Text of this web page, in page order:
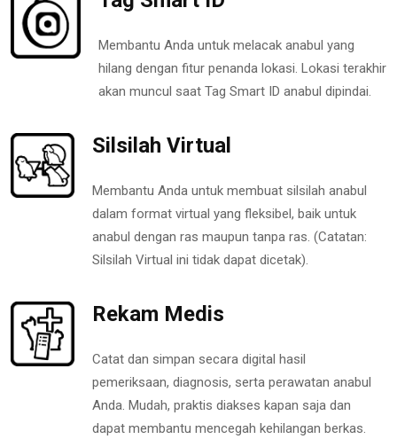
Membantu Anda untuk melacak anabul yang
hilang dengan fitur penanda lokasi. Lokasi terakhir
akan muncul saat Tag Smart ID anabul dipindai.
Silsilah Virtual
Membantu Anda untuk membuat silsilah anabul
dalam format virtual yang fleksibel, baik untuk
anabul dengan ras maupun tanpa ras. (Catatan:
Silsilah Virtual ini tidak dapat dicetak).
Rekam Medis
Catat dan simpan secara digital hasil
pemeriksaan, diagnosis, serta perawatan anabul
Anda. Mudah, praktis diakses kapan saja dan
dapat membantu mencegah kehilangan berkas.